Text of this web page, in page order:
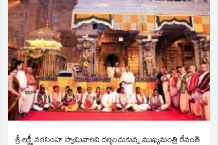
శ్రీ లక్ష్మీ నరసింహ స్వామివారిని దర్శించుకున్న ముఖ్యమంత్రి రేవంత్